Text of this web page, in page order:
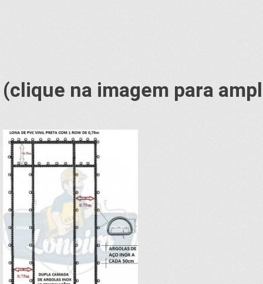
(clique na imagem para